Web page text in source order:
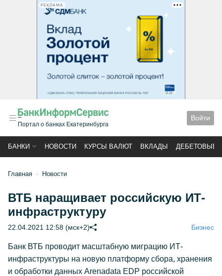
РЕКЛАМА
Портал о банках Екатеринбурга
Войти
БАНКИ НОВОСТИ КУРСЫ ВАЛЮТ ВКЛАДЫ ДЕБЕТОВЫЕ
Главная Новости
ВТБ наращивает российскую ИТ-
инфраструктуру
22.04.2021 12:58 (мск+2) Бизнес
Банк ВТБ проводит масштабную миграцию ИТ-
инфраструктуры на новую платформу сбора, хранения
и обработки данных Arenadata EDP российской